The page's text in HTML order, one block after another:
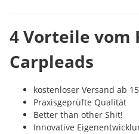
4 Vorteile vom
Carpleads
kostenloser Versand ab
Praxisgeprüfte Qualität
Better than other Shit!
Innovative